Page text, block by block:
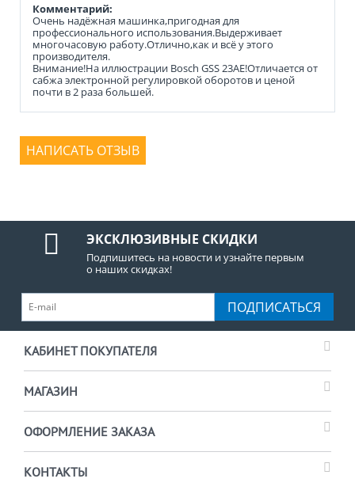
Комментарий:
Очень надёжная машинка,пригодная для
профессионального использования.Выдерживает
многочасовую работу.Отлично,как и всё у этого
производителя.
Внимание!На иллюстрации Bosch GSS 23AE!Отличается от
сабжа электронной регулировкой оборотов и ценой
почти в 2 раза большей.
НАПИСАТЬ ОТЗЫВ
ЭКСКЛЮЗИВНЫЕ СКИДКИ
Подпишитесь на новости и узнайте первым
о наших скидках!
ПОДПИСАТЬСЯ
КАБИНЕТ ПОКУПАТЕЛЯ
МАГАЗИН
ОФОРМЛЕНИЕ ЗАКАЗА
КОНТАКТЫ